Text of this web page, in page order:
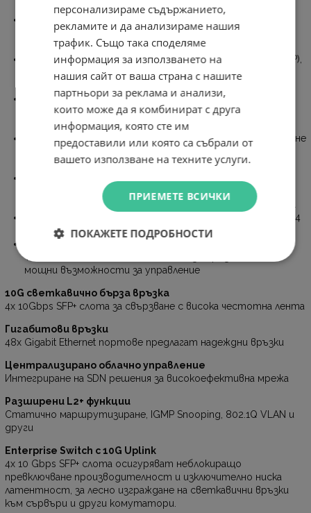
лента и неблокиращ капацитет на превключване.
Гигабитови скорости: 48x гигабитови RJ45 портове
предлагат високоскоростни и надеждни връзки към
други комутатори и устройства.
Интегрирано в Omada SDN: Zero-Touch Provisioning (ZTP),
централизирано облачно управление и интелигентно
Централизирано управление: Облачен достъп и
приложение Omada за изключително удобство и лесно
управление.
Статично маршрутизиране: Помага за маршрутизиране
на вътрешния трафик за по-ефективно използване на
мрежовите ресурси.
MAC-порт, ACL, защита на портове, DoS Defend, Storm
control, DHCP Snooping, 802.1X, Radius Authentication и др.
Оптимизиране на гласови и видео приложения: L2/L3/L4
QoS и IGMP подслушване.
Telnet, SSH), SNMP, RMON и Dual Image предоставят
мощни възможности за управление
10G светкавично бърза връзка
4x 10Gbps SFP+ слота за свързване с висока честотна лента
Гигабитови връзки
48x Gigabit Ethernet портове предлагат надеждни връзки
Централизирано облачно управление
Интегриране на SDN решения за високоефективна мрежа
Разширени L2+ функции
Статично маршрутизиране, IGMP Snooping, 802.1Q VLAN и
други
Enterprise Switch с 10G Uplink
4x 10 Gbps SFP+ слота осигуряват неблокиращо
превключване производителност и изключително ниска
латентност, за лесно изграждане на светкавични връзки
към сървъри и други комутатори.
персонализираме съдържанието,
рекламите и да анализираме нашия
трафик. Също така споделяме
информация за използването на
нашия сайт от ваша страна с нашите
партньори за реклама и анализи,
които може да я комбинират с друга
информация, която сте им
предоставили или която са събрали от
вашето използване на техните услуги.
ПРИЕМЕТЕ ВСИЧКИ
ПОКАЖЕТЕ ПОДРОБНОСТИ